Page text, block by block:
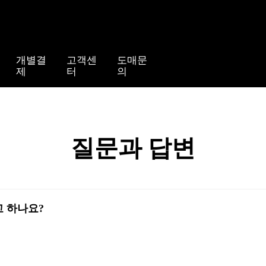
개별결
제
고객센
터
도매문
의
질문과 답변
하나요?